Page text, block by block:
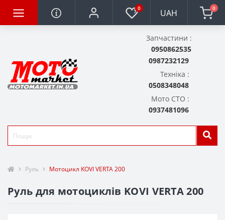
0 UAH 0
Запчастини :
0950862535
0987232129
Техніка :
0508348048
Мото СТО :
0937481096
Руль Мотоцикл KOVI VERTA 200
Руль для мотоциклів KOVI VERTA 200